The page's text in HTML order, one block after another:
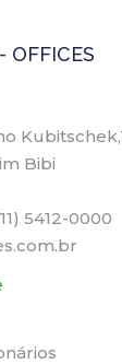
OFFICES
Bibi
5412-0000